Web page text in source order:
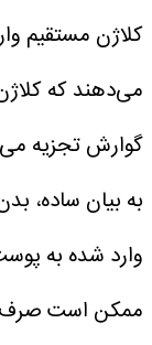
کلاژن مستقیم
می‌دهند که
گوارش تجزیه
به بیان ساده،
وارد شده به
ممکن است